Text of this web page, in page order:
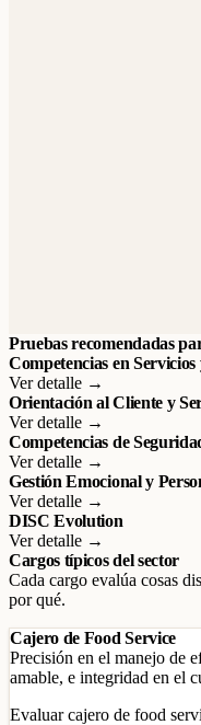
Pruebas recomendadas
Competencias en
Ver detalle →
Orientación al Cliente y
Ver detalle →
Competencias de
Ver detalle →
Gestión Emocional y
Ver detalle →
DISC Evolution
Ver detalle →
Cargos típicos del sector
Cada cargo evalúa cosas
por qué.
Cajero de Food Service
Precisión en el manejo de
amable, e integridad en el
Evaluar cajero de food